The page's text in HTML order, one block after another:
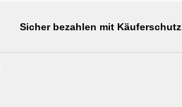
Sicher bezahlen mit Käuferschutz